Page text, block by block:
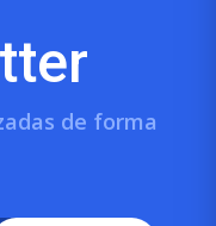
de forma